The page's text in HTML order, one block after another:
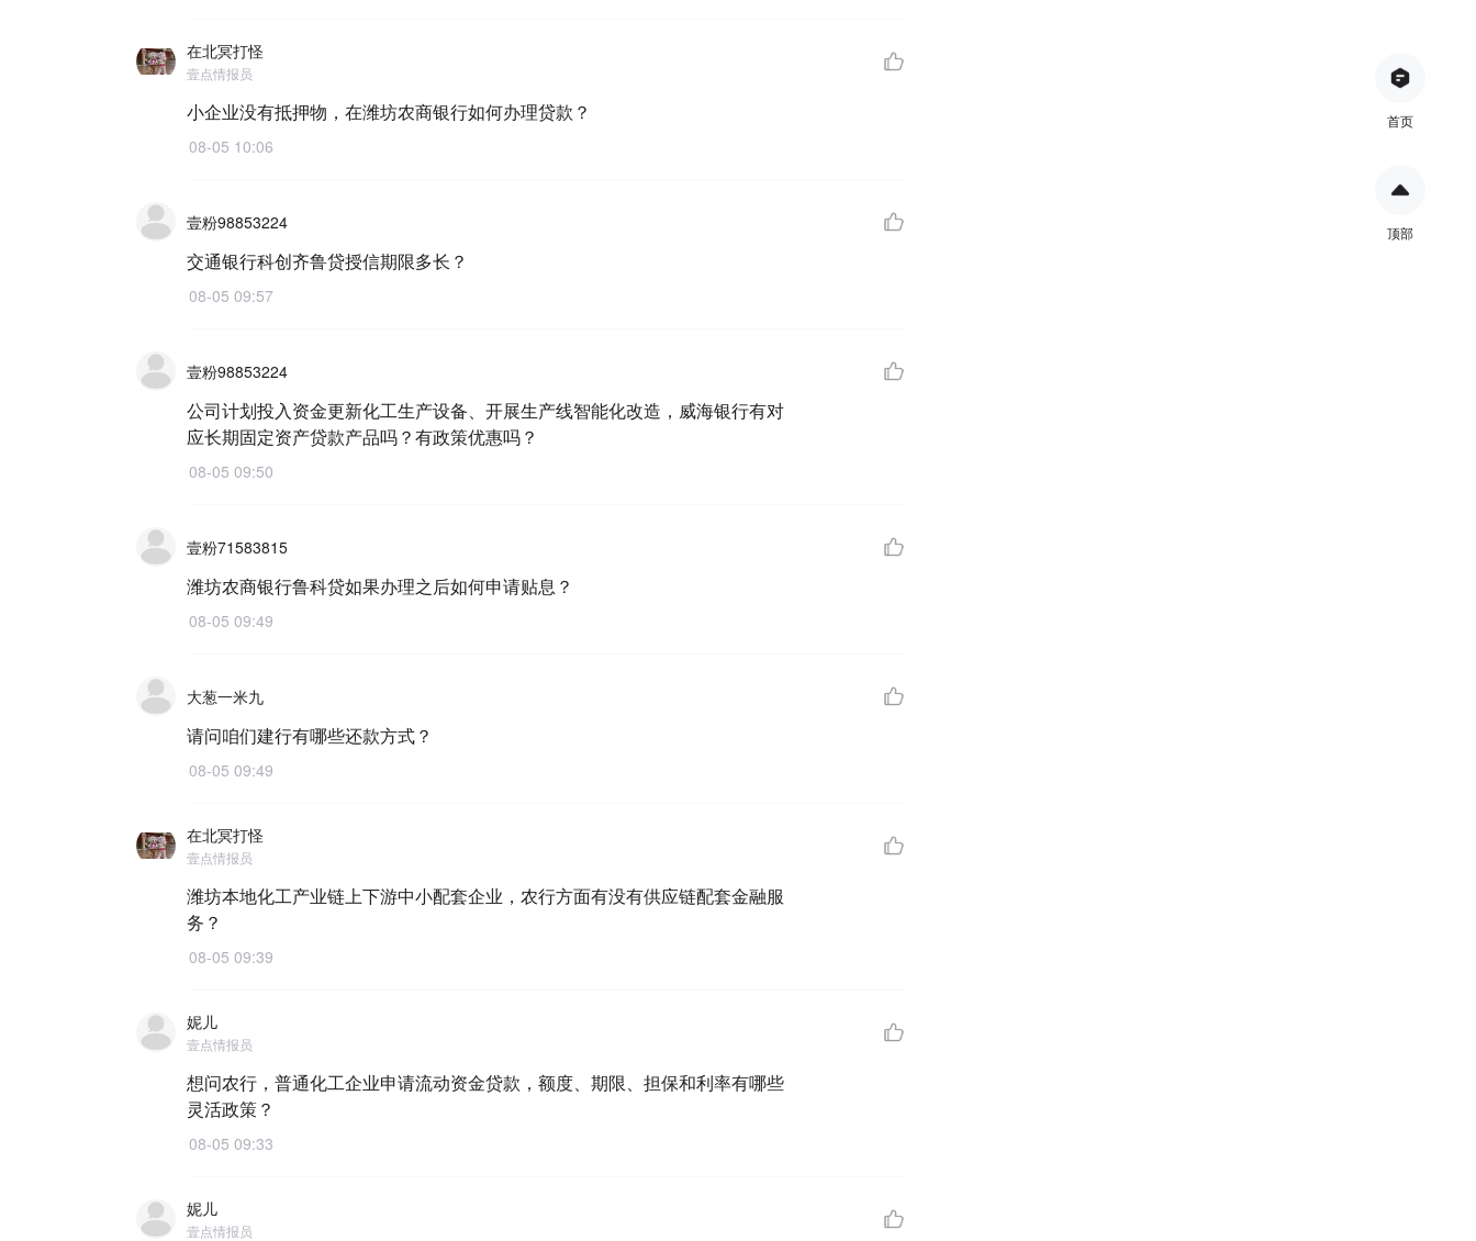
首页
顶部
在北冥打怪
壹点情报员
小企业没有抵押物，在潍坊农商银行如何办理贷款？
08-05 10:06
壹粉98853224
交通银行科创齐鲁贷授信期限多长？
08-05 09:57
壹粉98853224
公司计划投入资金更新化工生产设备、开展生产线智能化改造，威海银行有对
应长期固定资产贷款产品吗？有政策优惠吗？
08-05 09:50
壹粉71583815
潍坊农商银行鲁科贷如果办理之后如何申请贴息？
08-05 09:49
大葱一米九
请问咱们建行有哪些还款方式？
08-05 09:49
在北冥打怪
壹点情报员
潍坊本地化工产业链上下游中小配套企业，农行方面有没有供应链配套金融服
务？
08-05 09:39
妮儿
壹点情报员
想问农行，普通化工企业申请流动资金贷款，额度、期限、担保和利率有哪些
灵活政策？
08-05 09:33
妮儿
壹点情报员